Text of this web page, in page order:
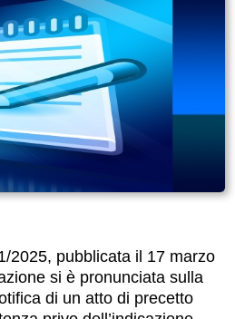
2025, pubblicata il 17 marzo
si è pronunciata sulla
di un atto di precetto